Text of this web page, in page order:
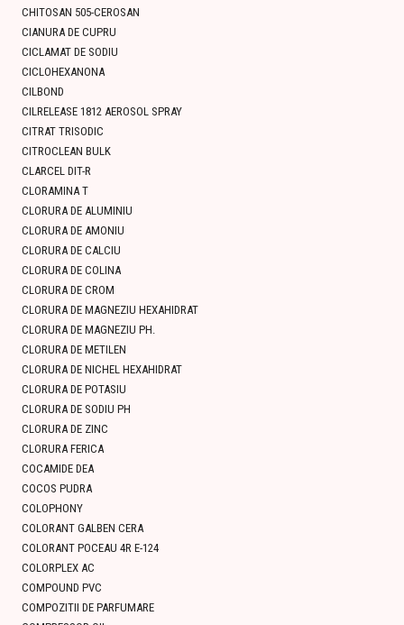
CHITOSAN 505-CEROSAN
CIANURA DE CUPRU
CICLAMAT DE SODIU
CICLOHEXANONA
CILBOND
CILRELEASE 1812 AEROSOL SPRAY
CITRAT TRISODIC
CITROCLEAN BULK
CLARCEL DIT-R
CLORAMINA T
CLORURA DE ALUMINIU
CLORURA DE AMONIU
CLORURA DE CALCIU
CLORURA DE COLINA
CLORURA DE CROM
CLORURA DE MAGNEZIU HEXAHIDRAT
CLORURA DE MAGNEZIU PH.
CLORURA DE METILEN
CLORURA DE NICHEL HEXAHIDRAT
CLORURA DE POTASIU
CLORURA DE SODIU PH
CLORURA DE ZINC
CLORURA FERICA
COCAMIDE DEA
COCOS PUDRA
COLOPHONY
COLORANT GALBEN CERA
COLORANT POCEAU 4R E-124
COLORPLEX AC
COMPOUND PVC
COMPOZITII DE PARFUMARE